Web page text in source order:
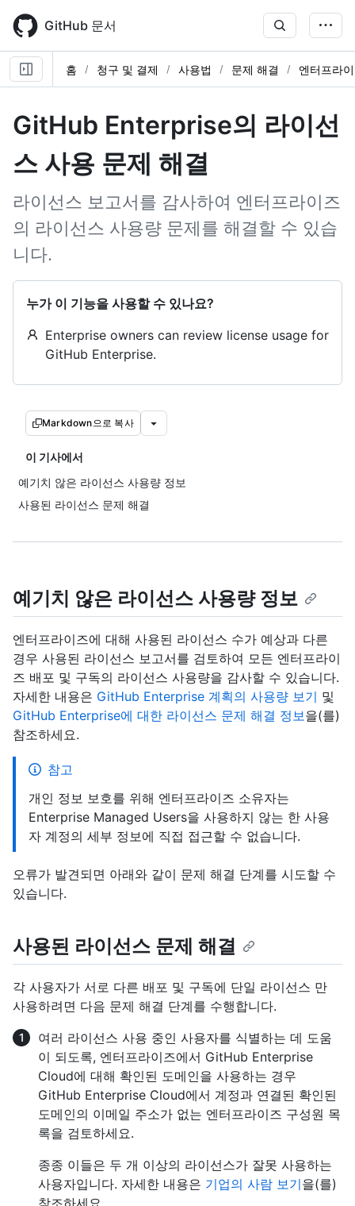
main
content
GitHub 문서
홈 청구 및 결제 사용법 문제 해결 엔터프라
GitHub Enterprise의 라이선
스 사용 문제 해결
라이선스 보고서를 감사하여 엔터프라이즈
의 라이선스 사용량 문제를 해결할 수 있습
니다.
누가 이 기능을 사용할 수 있나요?
Enterprise owners can review license usage for
GitHub Enterprise.
Markdown으로 복사
이 기사에서
예기치 않은 라이선스 사용량 정보
사용된 라이선스 문제 해결
예기치 않은 라이선스 사용량 정보
엔터프라이즈에 대해 사용된 라이선스 수가 예상과 다른
경우 사용된 라이선스 보고서를 검토하여 모든 엔터프라이
즈 배포 및 구독의 라이선스 사용량을 감사할 수 있습니다.
자세한 내용은 GitHub Enterprise 계획의 사용량 보기 및
GitHub Enterprise에 대한 라이선스 문제 해결 정보을(를)
참조하세요.
참고
개인 정보 보호를 위해 엔터프라이즈 소유자는
Enterprise Managed Users을 사용하지 않는 한 사용
자 계정의 세부 정보에 직접 접근할 수 없습니다.
오류가 발견되면 아래와 같이 문제 해결 단계를 시도할 수
있습니다.
사용된 라이선스 문제 해결
각 사용자가 서로 다른 배포 및 구독에 단일 라이선스 만
사용하려면 다음 문제 해결 단계를 수행합니다.
여러 라이선스 사용 중인 사용자를 식별하는 데 도움
이 되도록, 엔터프라이즈에서 GitHub Enterprise
Cloud에 대해 확인된 도메인을 사용하는 경우
GitHub Enterprise Cloud에서 계정과 연결된 확인된
도메인의 이메일 주소가 없는 엔터프라이즈 구성원 목
록을 검토하세요.
종종 이들은 두 개 이상의 라이선스가 잘못 사용하는
사용자입니다. 자세한 내용은 기업의 사람 보기을(를)